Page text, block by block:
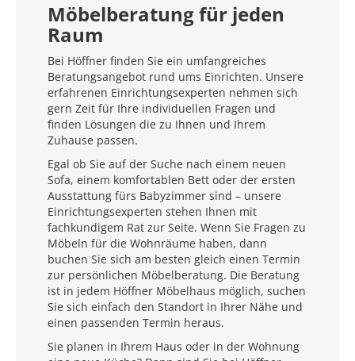
Möbelberatung für jeden
Raum
Bei Höffner finden Sie ein umfangreiches
Beratungsangebot rund ums Einrichten. Unsere
erfahrenen Einrichtungsexperten nehmen sich
gern Zeit für Ihre individuellen Fragen und
finden Lösungen die zu Ihnen und Ihrem
Zuhause passen.
Egal ob Sie auf der Suche nach einem neuen
Sofa, einem komfortablen Bett oder der ersten
Ausstattung fürs Babyzimmer sind – unsere
Einrichtungsexperten stehen Ihnen mit
fachkundigem Rat zur Seite. Wenn Sie Fragen zu
Möbeln für die Wohnräume haben, dann
buchen Sie sich am besten gleich einen Termin
zur persönlichen Möbelberatung. Die Beratung
ist in jedem Höffner Möbelhaus möglich, suchen
Sie sich einfach den Standort in Ihrer Nähe und
einen passenden Termin heraus.
Sie planen in Ihrem Haus oder in der Wohnung